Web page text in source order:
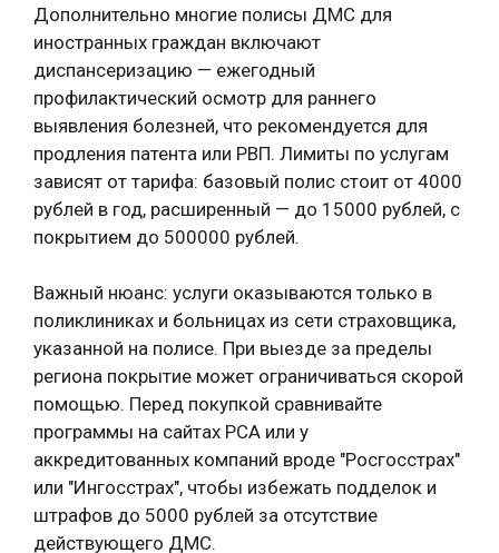
Дополнительно многие полисы ДМС для
иностранных граждан включают
диспансеризацию — ежегодный
профилактический осмотр для раннего
выявления болезней, что рекомендуется для
продления патента или РВП. Лимиты по услугам
зависят от тарифа: базовый полис стоит от 4000
рублей в год, расширенный — до 15000 рублей, с
покрытием до 500000 рублей.
Важный нюанс: услуги оказываются только в
поликлиниках и больницах из сети страховщика,
указанной на полисе. При выезде за пределы
региона покрытие может ограничиваться скорой
помощью. Перед покупкой сравнивайте
программы на сайтах РСА или у
аккредитованных компаний вроде "Росгосстрах"
или "Ингосстрах", чтобы избежать подделок и
штрафов до 5000 рублей за отсутствие
действующего ДМС.